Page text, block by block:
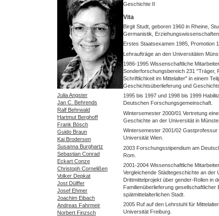
Julia Angster
Jan C. Behrends
Ralf Behrwald
Hartmut Berghoff
Frank Bösch
Guido Braun
Kai Brodersen
Susanna Burghartz
Sebastian Conrad
Eckart Conze
Christoph Cornelißen
Volker Depkat
Jost Dülffer
Josef Ehmer
Joachim Eibach
Andreas Fahrmeir
Norbert Finzsch
Geschichte II
Vita
Birgit Studt, geboren 1960 in Rheine,
Germanistik,
Erstes Staatsexamen 1985, Promotion
Lehraufträge an den Universitäten
1986-1995 Wissenschaftliche
Sonderforschungsbereich 231 "Träger,
Schriftlichkeit im Mittelalter" in einem
Geschichtsüberlieferung und
1995 bis 1997 und 1998 bis 1999
Deutschen Forschungsgemeinschaft.
Wintersemester 2000/01 Vertretung
Geschichte an der Universität in
Wintersemester 2001/02
Universität Wien.
2003 Forschungsstipendium am
Rom.
2001-2004 Wissenschaftliche
Vergleichende Städtegeschichte an der
Drittmittelprojekt über gender-Rollen in
Familienüberlieferung gesellschaftlicher
spätmittelalterlichen Stadt.
2005 Ruf auf den Lehrstuhl für
Universität Freiburg.